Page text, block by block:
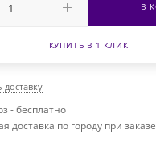
В
КУПИТЬ В 1 КЛИК
доставку
- бесплатно
доставка по городу при